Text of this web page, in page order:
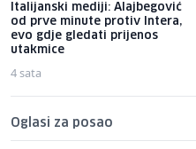
Italijanski mediji: Alajbegović
od prve minute protiv Intera,
evo gdje gledati prijenos
utakmice
4 sata
Oglasi za posao